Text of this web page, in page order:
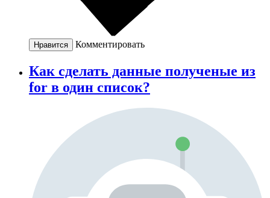
Нравится Комментировать
Как сделать данные полученые из
for в один список?